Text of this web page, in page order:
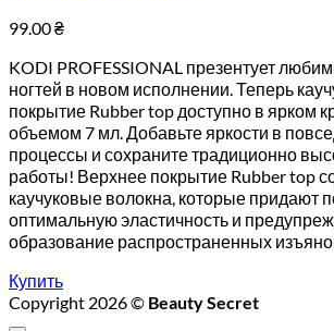
99.00₴
KODI PROFESSIONAL презентует
ногтей в новом исполнении. Теперь
покрытие Rubber top доступно в ярком
объемом 7 мл. Добавьте яркости в
процессы и сохраните традиционно
работы! Верхнее покрытие Rubber top
каучуковые волокна, которые придают
оптимальную эластичность и
образование распространенных
Купить
Copyright 2026 © Beauty Secret